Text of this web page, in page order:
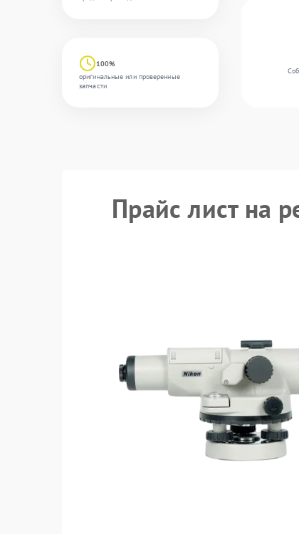
100%
оригинальные или проверенные
запчасти
Прайс лист на